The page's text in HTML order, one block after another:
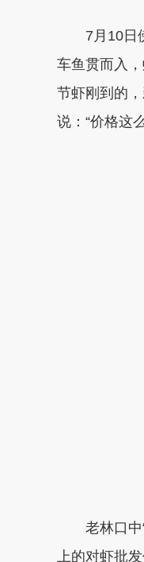
7月10日傍
车鱼贯而入
节虾刚到的
说：“价格这
老林口中“
上的对虾批